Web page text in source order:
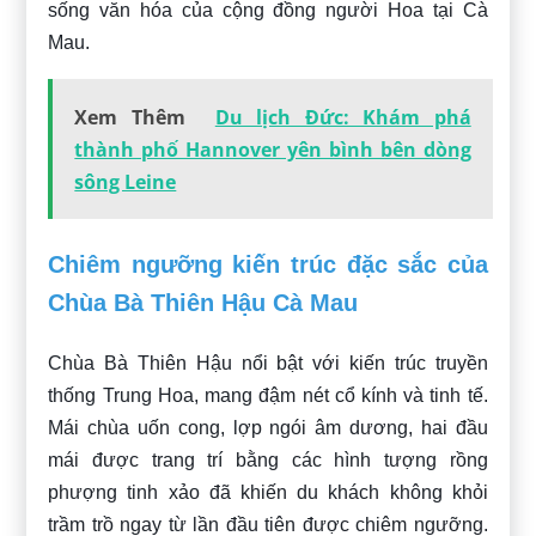
sống văn hóa của cộng đồng người Hoa tại Cà
Mau.
Xem Thêm
Du lịch Đức: Khám phá
thành phố Hannover yên bình bên dòng
sông Leine
Chiêm ngưỡng kiến trúc đặc sắc của
Chùa Bà Thiên Hậu Cà Mau
Chùa Bà Thiên Hậu nổi bật với kiến trúc truyền
thống Trung Hoa, mang đậm nét cổ kính và tinh tế.
Mái chùa uốn cong, lợp ngói âm dương, hai đầu
mái được trang trí bằng các hình tượng rồng
phượng tinh xảo đã khiến du khách không khỏi
trầm trồ ngay từ lần đầu tiên được chiêm ngưỡng.